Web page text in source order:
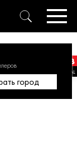
город
7м, 11500л/ч